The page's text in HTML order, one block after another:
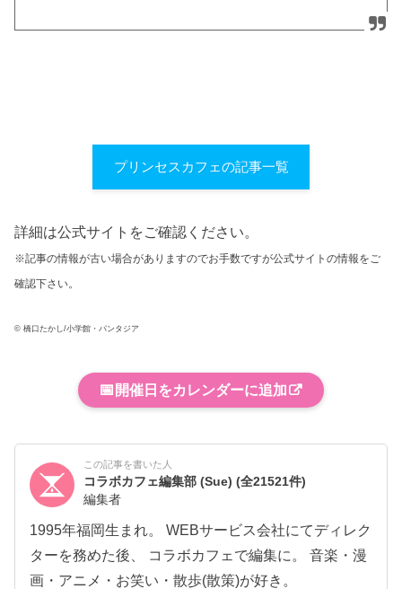
プリンセスカフェの記事一覧
詳細は公式サイトをご確認ください。
※記事の情報が古い場合がありますのでお手数ですが公式サイトの情報をご
確認下さい。
© 橋口たかし/小学館・パンタジア
📅 開催日をカレンダーに追加
この記事を書いた人
コラボカフェ編集部 (Sue)(全21521件)
編集者
1995年福岡生まれ。 WEBサービス会社にてディレク
ターを務めた後、 コラボカフェで編集に。 音楽・漫
画・アニメ・お笑い・散歩(散策)が好き。